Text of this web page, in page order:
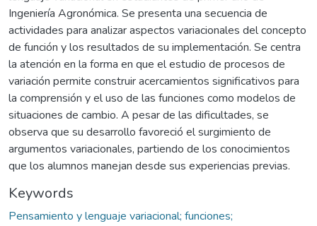
Ingeniería Agronómica. Se presenta una secuencia de
actividades para analizar aspectos variacionales del concepto
de función y los resultados de su implementación. Se centra
la atención en la forma en que el estudio de procesos de
variación permite construir acercamientos significativos para
la comprensión y el uso de las funciones como modelos de
situaciones de cambio. A pesar de las dificultades, se
observa que su desarrollo favoreció el surgimiento de
argumentos variacionales, partiendo de los conocimientos
que los alumnos manejan desde sus experiencias previas.
Keywords
Pensamiento y lenguaje variacional; funciones;